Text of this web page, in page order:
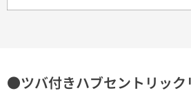
●ツバ付きハブセントリック